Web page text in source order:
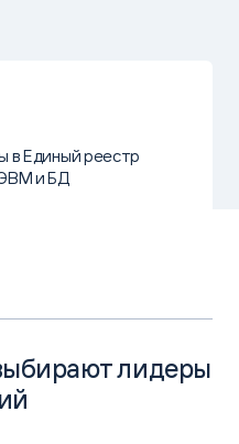
в Единый реестр
ЭВМ и БД
лидеры